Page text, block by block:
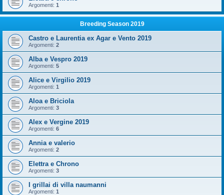
Argomenti: 1
Breeding Season 2019
Castro e Laurentia ex Agar e Vento 2019
Argomenti: 2
Alba e Vespro 2019
Argomenti: 5
Alice e Virgilio 2019
Argomenti: 1
Aloa e Briciola
Argomenti: 3
Alex e Vergine 2019
Argomenti: 6
Annia e valerio
Argomenti: 2
Elettra e Chrono
Argomenti: 3
I grillai di villa naumanni
Argomenti: 1